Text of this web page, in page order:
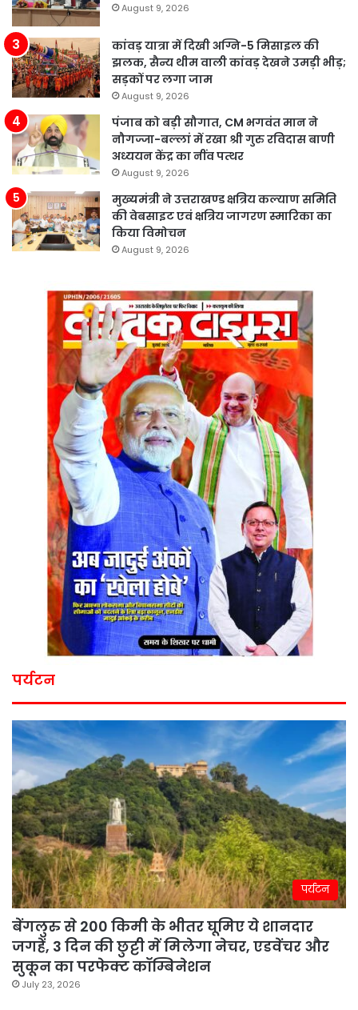
August 9, 2026
कांवड़ यात्रा में दिखी अग्नि-5 मिसाइल की
झलक, सैन्य थीम वाली कांवड़ देखने उमड़ी भीड़;
सड़कों पर लगा जाम
August 9, 2026
पंजाब को बड़ी सौगात, CM भगवंत मान ने
नौगज्जा-बल्लां में रखा श्री गुरु रविदास बाणी
अध्ययन केंद्र का नींव पत्थर
August 9, 2026
मुख्यमंत्री ने उत्तराखण्ड क्षत्रिय कल्याण समिति
की वेबसाइट एवं क्षत्रिय जागरण स्मारिका का
किया विमोचन
August 9, 2026
पर्यटन
पर्यटन
बेंगलुरु से 200 किमी के भीतर घूमिए ये शानदार
जगहें, 3 दिन की छुट्टी में मिलेगा नेचर, एडवेंचर और
सुकून का परफेक्ट कॉम्बिनेशन
July 23, 2026